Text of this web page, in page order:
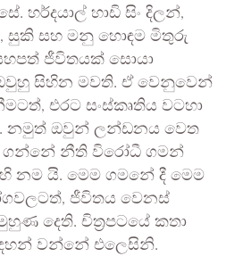
හර්දයාල් හාඩි සිං දිලන්,
සුකි සහ මනු හොඳම මිතුරු
ජීවිතයක් සොයා
සිහින මවති. ඒ වෙනුවෙන්
එරට සංස්කෘතිය වටහා
නමුත් ඔවුන් ලන්ඩනය වෙත
ගන්නේ නීති විරෝධී ගමන්
නම යි. මෙම ගමනේ දී මෙම
ජීවිතය වෙනස්
දෙති. චිත්‍රපටයේ කතා
වන්නේ එලෙසිනි.